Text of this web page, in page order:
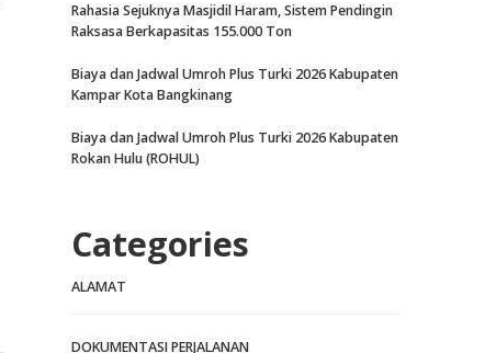
Rahasia Sejuknya Masjidil Haram, Sistem Pendingin
Raksasa Berkapasitas 155.000 Ton
Biaya dan Jadwal Umroh Plus Turki 2026 Kabupaten
Kampar Kota Bangkinang
Biaya dan Jadwal Umroh Plus Turki 2026 Kabupaten
Rokan Hulu (ROHUL)
Categories
ALAMAT
DOKUMENTASI PERJALANAN